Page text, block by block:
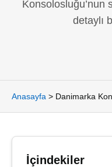
Konsolosluğu’nun
detaylı
Anasayfa > Danimarka
İçindekiler